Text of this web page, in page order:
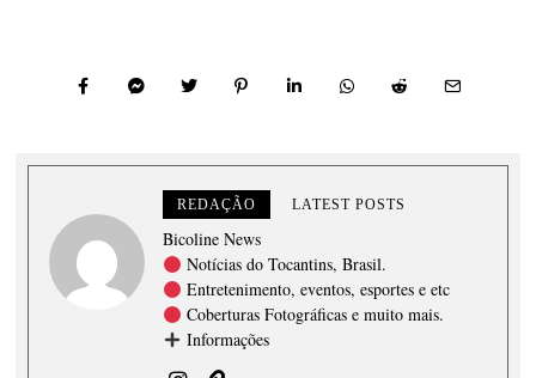
REDAÇÃO LATEST POSTS
Bicoline News
Notícias do Tocantins, Brasil.
Entretenimento, eventos, esportes e etc
Coberturas Fotográficas e muito mais.
Informações